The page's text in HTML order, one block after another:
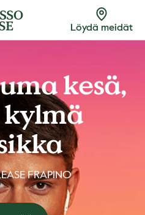
Löydä meidät
kesä,
FRAPINO